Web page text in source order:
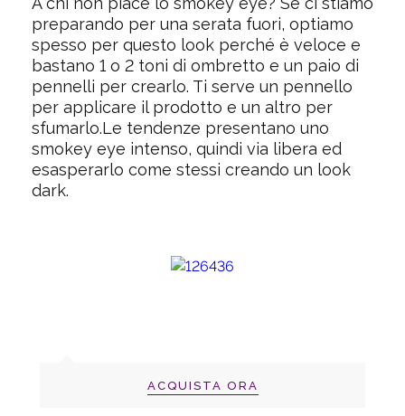
preparando per una serata fuori, optiamo
spesso per questo look perché è veloce e
bastano 1 o 2 toni di ombretto e un paio di
pennelli per crearlo. Ti serve un pennello
per applicare il prodotto e un altro per
sfumarlo.Le tendenze presentano uno
smokey eye intenso, quindi via libera ed
esasperarlo come stessi creando un look
dark.
ACQUISTA ORA